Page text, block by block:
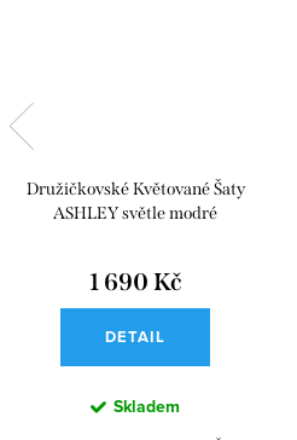
Družičkovské Květované Šaty
ASHLEY světle modré
1 690 Kč
DETAIL
Skladem